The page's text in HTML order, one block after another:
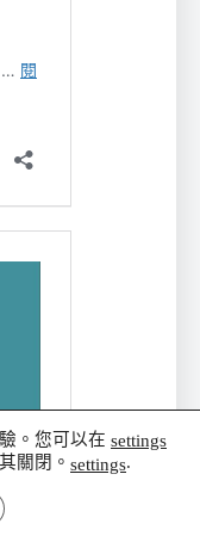
。您可以在 settings
關閉。 settings.
GDPR Cookie Banner